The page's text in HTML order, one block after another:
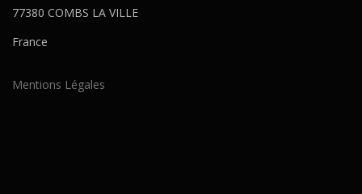
77380 COMBS LA VILLE
France
Mentions Légales